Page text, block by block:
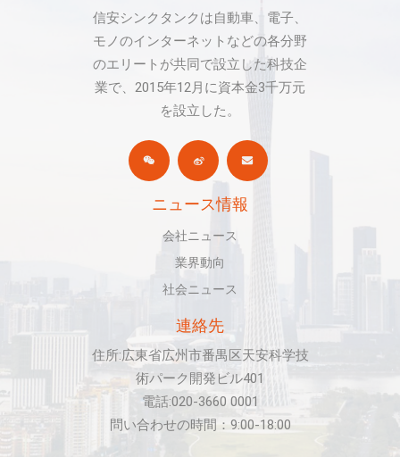
信安シンクタンクは自動車、電子、
モノのインターネットなどの各分野
のエリートが共同で設立した科技企
業で、2015年12月に資本金3千万元
を設立した。
ニュース情報
会社ニュース
業界動向
社会ニュース
連絡先
住所:広東省広州市番禺区天安科学技
術パーク開発ビル401
電話:020-3660 0001
問い合わせの時間：9:00-18:00